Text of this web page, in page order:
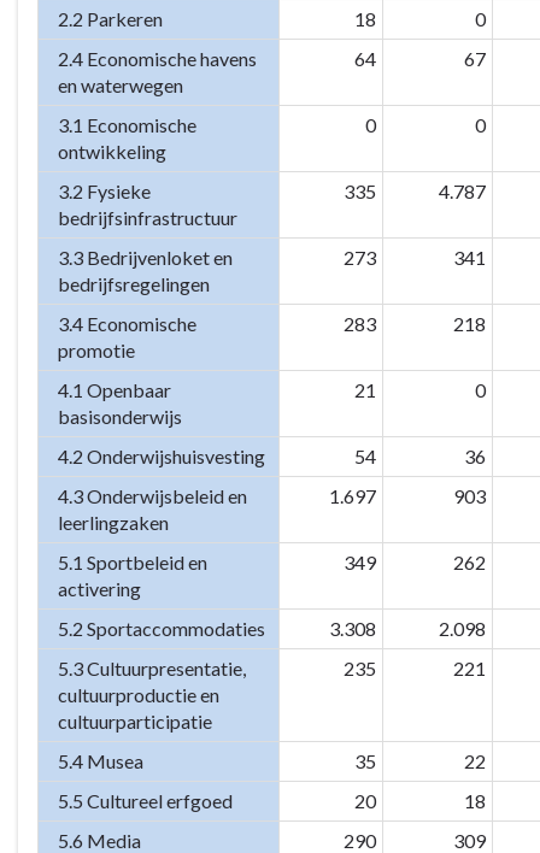
2.2 Parkeren
18
0
2.4 Economische havens
en waterwegen
64 67
3.1 Economische
ontwikkeling
0 0
3.2 Fysieke
bedrijfsinfrastructuur
335 4.787
3.3 Bedrijvenloket en
bedrijfsregelingen
273 341
3.4 Economische
promotie
283 218
4.1 Openbaar
basisonderwijs
21 0
4.2 Onderwijshuisvesting 54
36
4.3 Onderwijsbeleid en
leerlingzaken
1.697 903
5.1 Sportbeleid en
activering
349 262
5.2 Sportaccommodaties 3.308
2.098
5.3 Cultuurpresentatie,
cultuurproductie en
cultuurparticipatie
235 221
5.4 Musea 35
22
5.5 Cultureel erfgoed
20
18
5.6 Media
290
309